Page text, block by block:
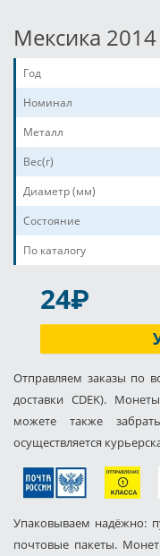
Мексика
Год
Номинал
Металл
Вес(г)
Диаметр (мм)
Состояние
По каталогу
24P
Отправляем заказы по
доставки CDEK).
можете также
осуществляется
Упаковываем надёжно:
почтовые пакеты.